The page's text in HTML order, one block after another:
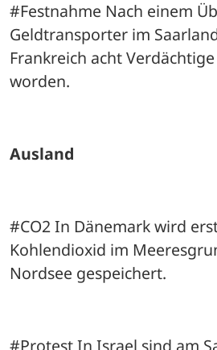
#Festnahme Nach einem
Geldtransporter im
Frankreich acht
worden.
Ausland
#CO2 In Dänemark wird
Kohlendioxid im
Nordsee gespeichert.